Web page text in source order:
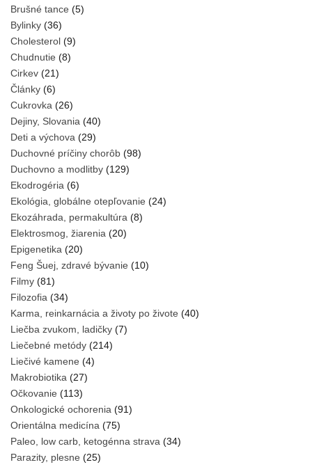
Brušné tance (5)
Bylinky (36)
Cholesterol (9)
Chudnutie (8)
Cirkev (21)
Články (6)
Cukrovka (26)
Dejiny, Slovania (40)
Deti a výchova (29)
Duchovné príčiny chorôb (98)
Duchovno a modlitby (129)
Ekodrogéria (6)
Ekológia, globálne otepľovanie (24)
Ekozáhrada, permakultúra (8)
Elektrosmog, žiarenia (20)
Epigenetika (20)
Feng Šuej, zdravé bývanie (10)
Filmy (81)
Filozofia (34)
Karma, reinkarnácia a životy po živote (40)
Liečba zvukom, ladičky (7)
Liečebné metódy (214)
Liečivé kamene (4)
Makrobiotika (27)
Očkovanie (113)
Onkologické ochorenia (91)
Orientálna medicína (75)
Paleo, low carb, ketogénna strava (34)
Parazity, plesne (25)